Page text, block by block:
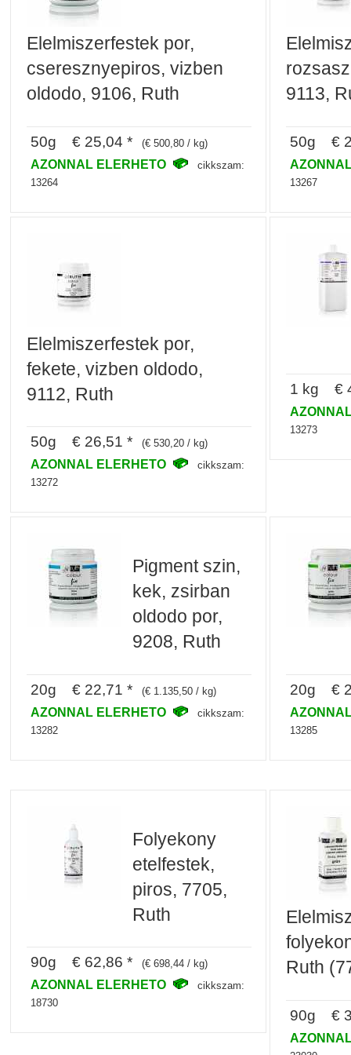
Elelmiszerfestek por,
cseresznyepiros, vizben
oldodo, 9106, Ruth
50g € 25,04 * (€ 500,80 / kg)
AZONNAL ELERHETO
cikkszam:
13264
9113,
50g €
13267
Elelmiszerfestek por,
fekete, vizben oldodo,
9112, Ruth
50g € 26,51 * (€ 530,20 / kg)
AZONNAL ELERHETO
cikkszam:
13272
1 kg €
13273
Pigment szin,
kek, zsirban
oldodo por,
9208, Ruth
20g € 22,71 * (€ 1.135,50 / kg)
AZONNAL ELERHETO
cikkszam:
13282
20g €
13285
Folyekony
etelfestek,
piros, 7705,
Ruth
90g € 62,86 * (€ 698,44 / kg)
AZONNAL ELERHETO
cikkszam:
18730
Ruth
90g €